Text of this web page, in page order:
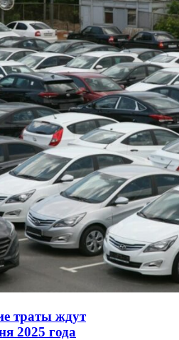
траты ждут
2025 года